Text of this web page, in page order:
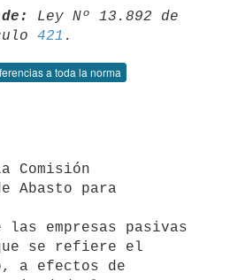
Ley Nº 13.892 de
421
a toda la norma
Abasto para
las empresas pasivas
se refiere el
a efectos de